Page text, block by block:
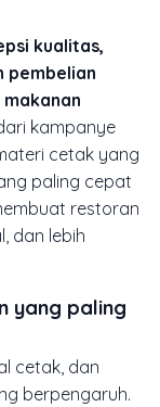
kualitas,
pembelian
kampanye
cetak yang
paling cepat
restoran
dan lebih
yang paling
cetak, dan
berpengaruh.